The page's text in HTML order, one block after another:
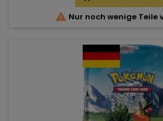
 Nur noch wenige Teile